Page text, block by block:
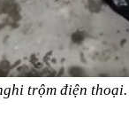
trộm điện